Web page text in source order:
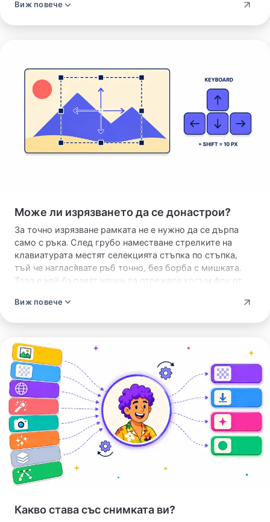
прозрачните участъци излизат запълнени с плътен
Виж повече
Може ли изрязването да се донастрои?
За точно изрязване рамката не е нужно да се дърпа
само с ръка. След грубо наместване стрелките на
клавиатурата местят селекцията стъпка по стъпка,
тъй че наглася̀вате ръб точно, без борба с мишката.
Това е най-бързият начин да отрежете косъм фон от
плъзгането е оставило малко накриво. Мишка,
Виж повече
Изрежи
снимка
Какво става със снимката ви?